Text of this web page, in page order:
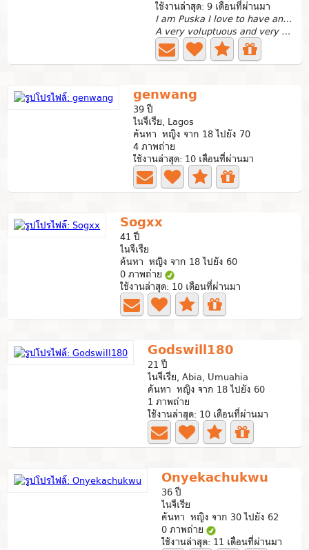
ใช้งานล่าสุด: 9 เดือนที่ผ่านมา
I am Puska I love to have animal s*x.
A very voluptuous and very open minded domen who lives...
genwang
39 ปี
ไนจีเรีย, Lagos
ค้นหา หญิง จาก 18 ไปยัง 70
4 ภาพถ่าย
ใช้งานล่าสุด: 10 เดือนที่ผ่านมา
Sogxx
41 ปี
ไนจีเรีย
ค้นหา หญิง จาก 18 ไปยัง 60
0 ภาพถ่าย
ใช้งานล่าสุด: 10 เดือนที่ผ่านมา
Godswill180
21 ปี
ไนจีเรีย, Abia, Umuahia
ค้นหา หญิง จาก 18 ไปยัง 60
1 ภาพถ่าย
ใช้งานล่าสุด: 10 เดือนที่ผ่านมา
Onyekachukwu
36 ปี
ไนจีเรีย
ค้นหา หญิง จาก 30 ไปยัง 62
0 ภาพถ่าย
ใช้งานล่าสุด: 11 เดือนที่ผ่านมา